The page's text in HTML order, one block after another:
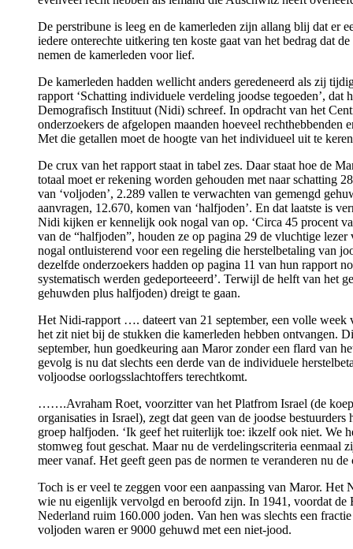
De perstribune is leeg en de kamerleden zijn allang blij dat er
iedere onterechte uitkering ten koste gaat van het bedrag dat
nemen de kamerleden voor lief.
De kamerleden hadden wellicht anders geredeneerd als zij
rapport ‘Schatting individuele verdeling joodse tegoeden’, dat
Demografisch Instituut (Nidi) schreef. In opdracht van het
onderzoekers de afgelopen maanden hoeveel rechthebbenden
Met die getallen moet de hoogte van het individueel uit te
De crux van het rapport staat in tabel zes. Daar staat hoe de
totaal moet er rekening worden gehouden met naar schatting
van ‘voljoden’, 2.289 vallen te verwachten van gemengd
aanvragen, 12.670, komen van ‘halfjoden’. En dat laatste is
Nidi kijken er kennelijk ook nogal van op. ‘Circa 45 procent
van de “halfjoden”, houden ze op pagina 29 de vluchtige
nogal ontluisterend voor een regeling die herstelbetaling van
dezelfde onderzoekers hadden op pagina 11 van hun rapport
systematisch werden gedeporteeerd’. Terwijl de helft van het
gehuwden plus halfjoden) dreigt te gaan.
Het Nidi-rapport …. dateert van 21 september, een volle week
het zit niet bij de stukken die kamerleden hebben ontvangen.
september, hun goedkeuring aan Maror zonder een flard van
gevolg is nu dat slechts een derde van de individuele
voljoodse oorlogsslachtoffers terechtkomt.
…….Avraham Roet, voorzitter van het Platfrom Israel (de
organisaties in Israel), zegt dat geen van de joodse
groep halfjoden. ‘Ik geef het ruiterlijk toe: ikzelf ook niet. We
stomweg fout geschat. Maar nu de verdelingscriteria eenmaal
meer vanaf. Het geeft geen pas de normen te veranderen nu
Toch is er veel te zeggen voor een aanpassing van Maror. Het
wie nu eigenlijk vervolgd en beroofd zijn. In 1941, voordat de
Nederland ruim 160.000 joden. Van hen was slechts een
voljoden waren er 9000 gehuwd met een niet-jood.